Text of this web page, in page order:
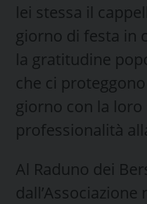
lei stessa il
giorno di festa in
la gratitudine
che ci
giorno con la
professionalità
Al Raduno dei
dall’Associazione